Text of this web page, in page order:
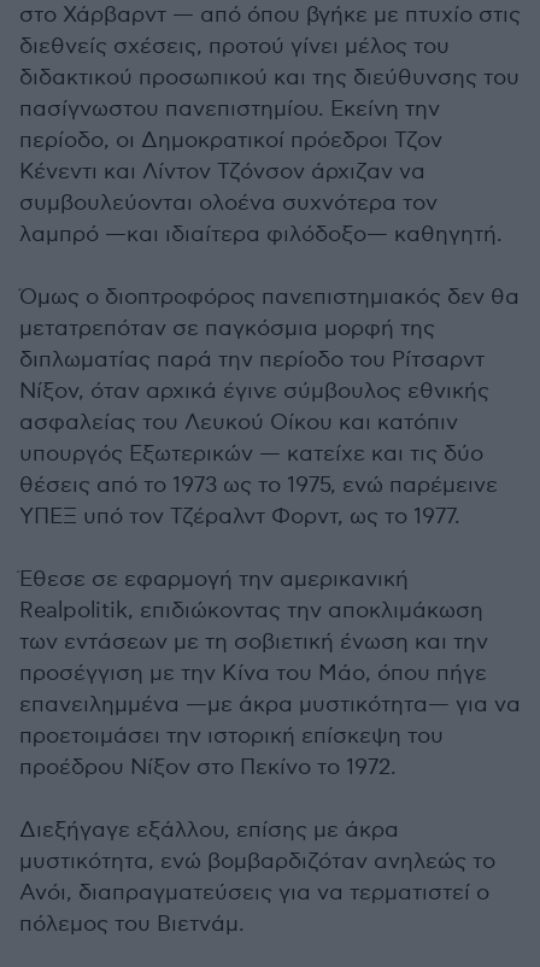
στο Χάρβαρντ — από όπου βγήκε με πτυχίο στις
διεθνείς σχέσεις, προτού γίνει μέλος του
διδακτικού προσωπικού και της διεύθυνσης του
πασίγνωστου πανεπιστημίου. Εκείνη την
περίοδο, οι Δημοκρατικοί πρόεδροι Τζον
Κένεντι και Λίντον Τζόνσον άρχιζαν να
συμβουλεύονται ολοένα συχνότερα τον
λαμπρό —και ιδιαίτερα φιλόδοξο— καθηγητή.
Όμως ο διοπτροφόρος πανεπιστημιακός δεν θα
μετατρεπόταν σε παγκόσμια μορφή της
διπλωματίας παρά την περίοδο του Ρίτσαρντ
Νίξον, όταν αρχικά έγινε σύμβουλος εθνικής
ασφαλείας του Λευκού Οίκου και κατόπιν
υπουργός Εξωτερικών — κατείχε και τις δύο
θέσεις από το 1973 ως το 1975, ενώ παρέμεινε
ΥΠΕΞ υπό τον Τζέραλντ Φορντ, ως το 1977.
Έθεσε σε εφαρμογή την αμερικανική
Realpolitik, επιδιώκοντας την αποκλιμάκωση
των εντάσεων με τη σοβιετική ένωση και την
προσέγγιση με την Κίνα του Μάο, όπου πήγε
επανειλημμένα —με άκρα μυστικότητα— για να
προετοιμάσει την ιστορική επίσκεψη του
προέδρου Νίξον στο Πεκίνο το 1972.
Διεξήγαγε εξάλλου, επίσης με άκρα
μυστικότητα, ενώ βομβαρδιζόταν ανηλεώς το
Ανόι, διαπραγματεύσεις για να τερματιστεί ο
πόλεμος του Βιετνάμ.